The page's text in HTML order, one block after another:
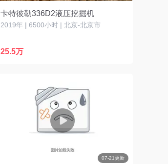
卡特彼勒336D2液压挖掘机
2019年 | 6500小时 | 北京-北京市
25.5万
07-21更新